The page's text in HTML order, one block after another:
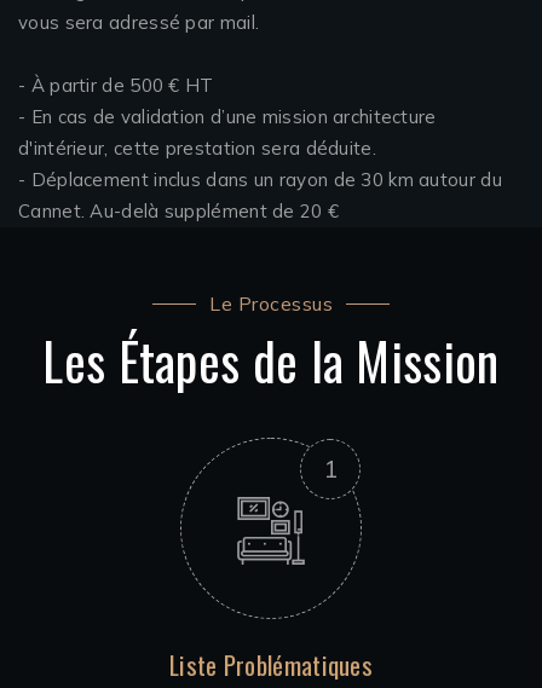
vous sera adressé par mail.
- À partir de 500 € HT​
- En cas de validation d’une mission architecture
d'intérieur, cette prestation sera déduite. ​
- Déplacement inclus dans un rayon de 30 km autour du
Cannet. Au-delà supplément de 20 €​​
Le Processus
Les Étapes de la Mission
Liste Problématiques